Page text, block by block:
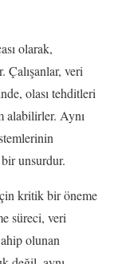
olarak,
Çalışanlar, veri
olası tehditleri
alabilirler. Aynı
unsurdur.
kritik bir öneme
süreci, veri
olunan